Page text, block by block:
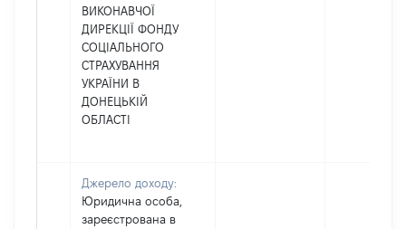
ВИКОНАВЧОЇ
ДИРЕКЦІЇ ФОНДУ
СОЦІАЛЬНОГО
СТРАХУВАННЯ
УКРАЇНИ В
ДОНЕЦЬКІЙ
ОБЛАСТІ
Джерело доходу:
Юридична особа,
зареєстрована в